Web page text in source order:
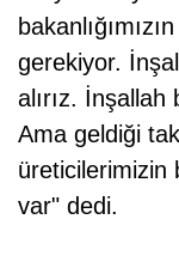
gerekiyor.
alırız. İnşallah
Ama geldiği
üreticilerimizin
var" dedi.